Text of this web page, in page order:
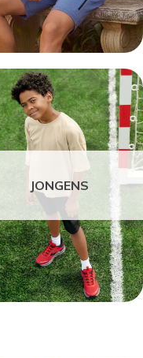
JONGENS